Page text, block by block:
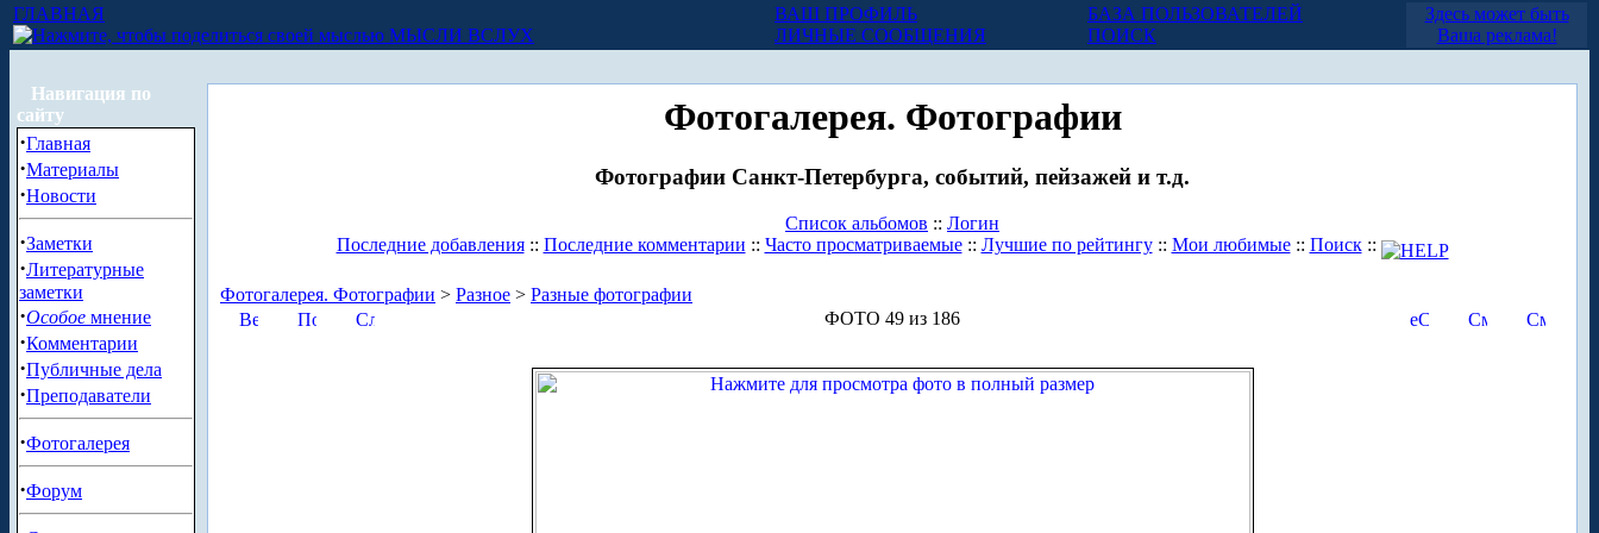
ГЛАВНАЯ
МЫСЛИ ВСЛУХ
ВАШ ПРОФИЛЬ
ЛИЧНЫЕ СООБЩЕНИЯ
БАЗА ПОЛЬЗОВАТЕЛЕЙ
ПОИСК
Здесь может быть
Ваша реклама!
Навигация по
сайту
·Главная
·Материалы
·Новости
·Заметки
·Литературные
заметки
·Особое мнение
·Комментарии
·Публичные дела
·Преподаватели
·Фотогалерея
·Форум
Фотогалерея. Фотографии
Фотографии Санкт-Петербурга, событий, пейзажей и т.д.
Список альбомов :: Логин
Последние добавления:: Последние комментарии :: Часто просматриваемые:: Лучшие по рейтингу:: Мои любимые:: Поиск::
Фотогалерея. Фотографии > Разное > Разные фотографии
ФОТО 49 из 186